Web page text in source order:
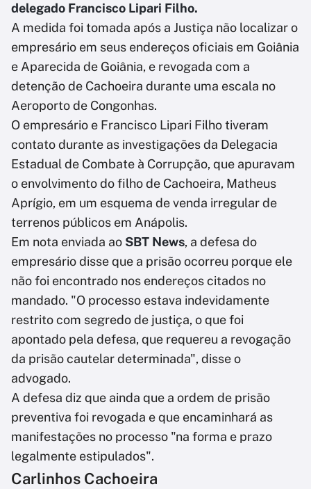
delegado Francisco Lipari Filho.
A medida foi tomada após a Justiça não localizar o
empresário em seus endereços oficiais em Goiânia
e Aparecida de Goiânia, e revogada com a
detenção de Cachoeira durante uma escala no
Aeroporto de Congonhas.
O empresário e Francisco Lipari Filho tiveram
contato durante as investigações da Delegacia
Estadual de Combate à Corrupção, que apuravam
o envolvimento do filho de Cachoeira, Matheus
Aprígio, em um esquema de venda irregular de
terrenos públicos em Anápolis.
Em nota enviada ao SBT News, a defesa do
empresário disse que a prisão ocorreu porque ele
não foi encontrado nos endereços citados no
mandado. "O processo estava indevidamente
restrito com segredo de justiça, o que foi
apontado pela defesa, que requereu a revogação
da prisão cautelar determinada", disse o
advogado.
A defesa diz que ainda que a ordem de prisão
preventiva foi revogada e que encaminhará as
manifestações no processo "na forma e prazo
legalmente estipulados".
Carlinhos Cachoeira